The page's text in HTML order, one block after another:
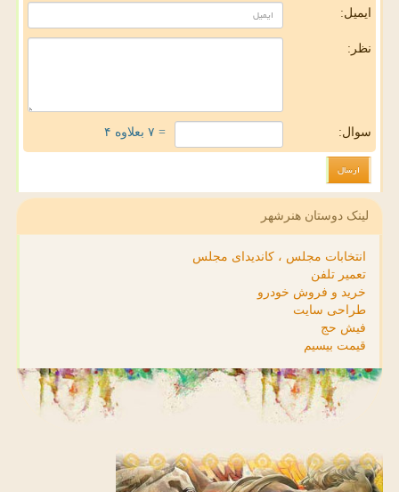
ایمیل:
نظر:
سوال: = ۷ بعلاوه ۴
لینک دوستان هنرشهر
انتخابات مجلس ، کاندیدای مجلس
تعمیر تلفن
خرید و فروش خودرو
طراحی سایت
فیش حج
قیمت بیسیم